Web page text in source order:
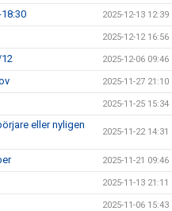
2025-12-13 12:39
2025-12-12 16:56
2025-12-06 09:46
2025-11-27 21:10
2025-11-25 15:34
eller nyligen
2025-11-22 14:31
2025-11-21 09:46
2025-11-13 21:11
2025-11-06 15:43